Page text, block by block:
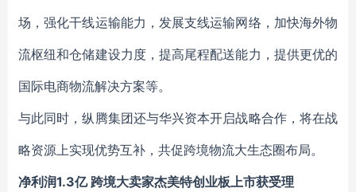
场，强化干线运输能力，发展支线运输网络，加快海外物
流枢纽和仓储建设力度，提高尾程配送能力，提供更优的
国际电商物流解决方案等。
与此同时，纵腾集团还与华兴资本开启战略合作，将在战
略资源上实现优势互补，共促跨境物流大生态圈布局。
净利润1.3亿 跨境大卖家杰美特创业板上市获受理